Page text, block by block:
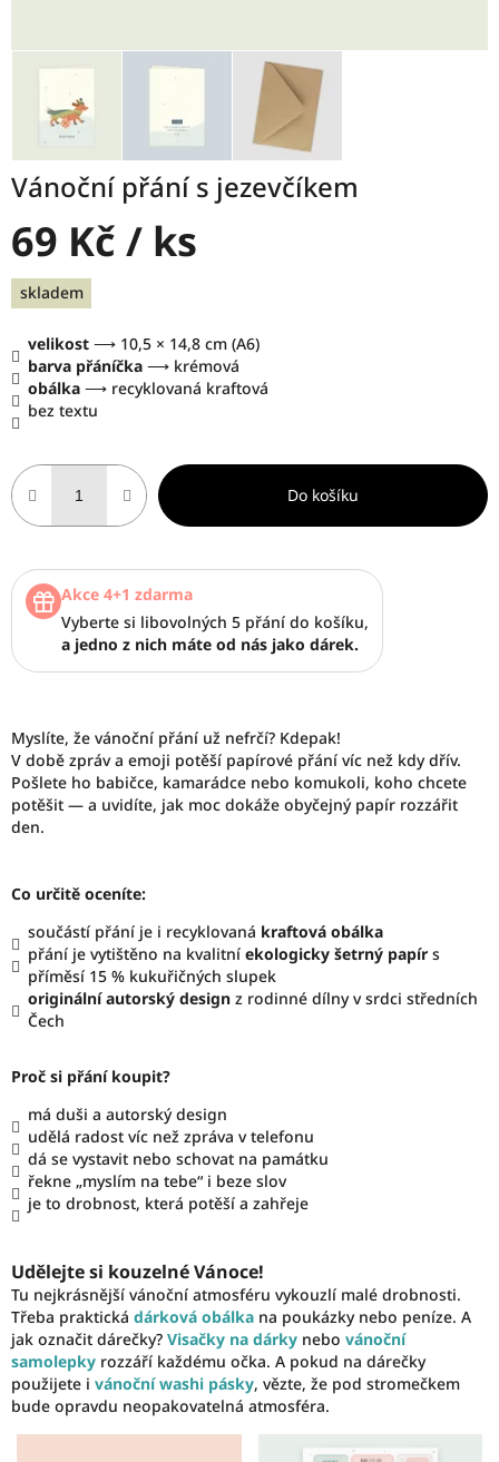
Vánoční přání s jezevčíkem
69 Kč / ks
Měrná
cena:
skladem
velikost ⟶ 10,5 × 14,8 cm (A6)
barva přáníčka ⟶ krémová
obálka ⟶ recyklovaná kraftová
bez textu
Do košíku
Akce 4+1 zdarma
Vyberte si libovolných 5 přání do košíku,
a jedno z nich máte od nás jako dárek.
Myslíte, že vánoční přání už nefrčí? Kdepak!
V době zpráv a emoji potěší papírové přání víc než kdy dřív.
Pošlete ho babičce, kamarádce nebo komukoli, koho chcete
potěšit — a uvidíte, jak moc dokáže obyčejný papír rozzářit
den.
Co určitě oceníte:
součástí přání je i recyklovaná kraftová obálka
přání je vytištěno na kvalitní ekologicky šetrný papír s
příměsí 15 % kukuřičných slupek
originální autorský design z rodinné dílny v srdci středních
Čech
Proč si přání koupit?
má duši a autorský design
udělá radost víc než zpráva v telefonu
dá se vystavit nebo schovat na památku
řekne „myslím na tebe“ i beze slov
je to drobnost, která potěší a zahřeje
Udělejte si kouzelné Vánoce!
Tu nejkrásnější vánoční atmosféru vykouzlí malé drobnosti.
Třeba praktická dárková obálka na poukázky nebo peníze. A
jak označit dárečky? Visačky na dárky nebo vánoční
samolepky rozzáří každému očka. A pokud na dárečky
použijete i vánoční washi pásky, vězte, že pod stromečkem
bude opravdu neopakovatelná atmosféra.